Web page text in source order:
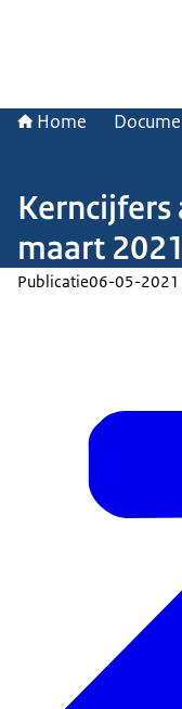
Home
maart 2021
Publicatie06-05-2021